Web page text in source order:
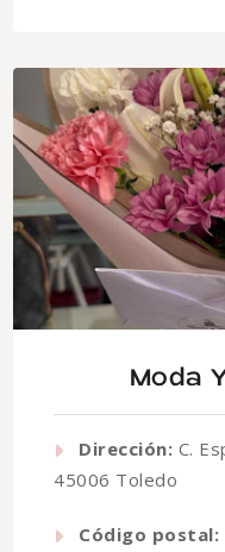
Moda
Dirección: C.
45006 Toledo
Código postal: